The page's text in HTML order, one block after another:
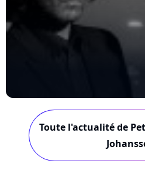
Toute l'actualité de